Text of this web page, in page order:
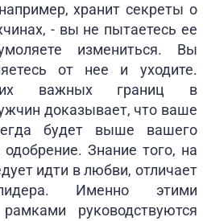
хранит секреты о
- вы не пытаетесь ее
измениться. Вы
от нее и уходите.
важных границ в
доказывает, что ваше
будет выше вашего
Знание того, на
идти в любви, отличает
Именно этими
руководствуются